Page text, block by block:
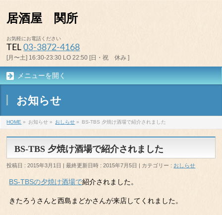
居酒屋 関所
お気軽にお電話ください
TEL03-3872-4168
[月〜土] 16:30-23:30 LO 22:50 [日・祝 休み ]
メニューを開く
お知らせ
HOME » お知らせ » おしらせ » BS-TBS 夕焼け酒場で紹介されました
BS-TBS 夕焼け酒場で紹介されました
投稿日 : 2015年3月1日 最終更新日時 : 2015年7月5日 カテゴリー : おしらせ
BS-TBSの夕焼け酒場で紹介されました。
きたろうさんと西島まどかさんが来店してくれました。